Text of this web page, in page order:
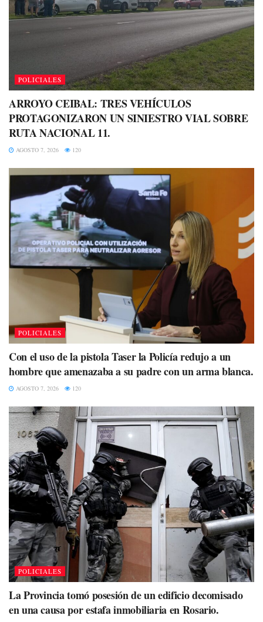
POLICIALES
ARROYO CEIBAL: TRES VEHÍCULOS
PROTAGONIZARON UN SINIESTRO VIAL SOBRE
RUTA NACIONAL 11.
AGOSTO 7, 2026 120
POLICIALES
Con el uso de la pistola Taser la Policía redujo a un
hombre que amenazaba a su padre con un arma blanca.
AGOSTO 7, 2026 120
POLICIALES
La Provincia tomó posesión de un edificio decomisado
en una causa por estafa inmobiliaria en Rosario.